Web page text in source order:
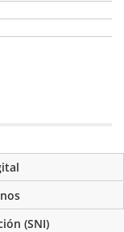
(SNI)